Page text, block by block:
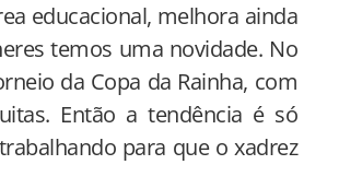
educacional, melhora ainda
temos uma novidade. No
da Copa da Rainha, com
Então a tendência é só
para que o xadrez